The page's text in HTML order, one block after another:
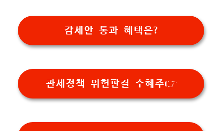
감세안 통과 혜택은?
관세정책 위헌판결 수혜주👉